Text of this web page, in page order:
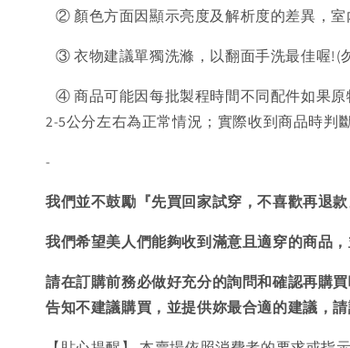
② 顏色方面因顯示亮度及解析度的差異，室
③ 衣物建議單獨洗滌，以翻面手洗最佳喔!(
④ 商品可能因每批製程時間不同配件如果
2-5公分左右為正常情況；實際收到商品時判
-
我們並不鼓勵『先買回家試穿，不喜歡再退
我們希望美人們能夠收到滿意且適穿的商品
請在訂購前務必做好充分的詢問和確認再購
告知不建議購買， 並提供妳最合適的建議，